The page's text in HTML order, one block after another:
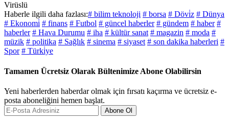
Virüslü
Haberle ilgili daha fazlası:# bilim teknoloji # borsa # Dövi̇z # Dünya
# Ekonomi̇ # finans # Futbol # güncel haberler # gündem # haber #
haberler # Hava Durumu # iha # kültür sanat # magazin # moda #
müzik # politika # Sağlık # sinema # siyaset # son dakika haberleri #
Spor # Türki̇ye
Tamamen Ücretsiz Olarak Bültenimize Abone Olabilirsin
Yeni haberlerden haberdar olmak için fırsatı kaçırma ve ücretsiz e-
posta aboneliğini hemen başlat.
Abone Ol